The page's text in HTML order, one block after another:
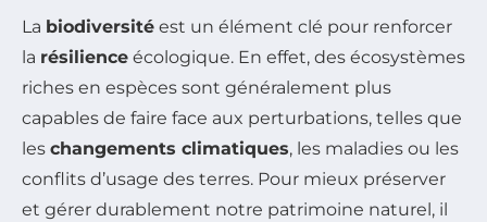
La biodiversité est un élément clé pour renforcer
la résilience écologique. En effet, des écosystèmes
riches en espèces sont généralement plus
capables de faire face aux perturbations, telles que
les changements climatiques, les maladies ou les
conflits d’usage des terres. Pour mieux préserver
et gérer durablement notre patrimoine naturel, il